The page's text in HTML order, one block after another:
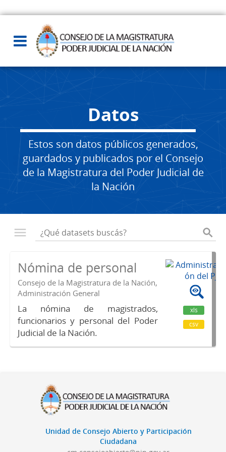
Datos
Estos son datos públicos generados,
guardados y publicados por el Consejo
de la Magistratura del Poder Judicial de
la Nación
Nómina de personal
Consejo de la Magistratura de la Nación,
Administración General
La nómina de magistrados,
funcionarios y personal del Poder
Judicial de la Nación.
xls
csv
Unidad de Consejo Abierto y Participación
Ciudadana